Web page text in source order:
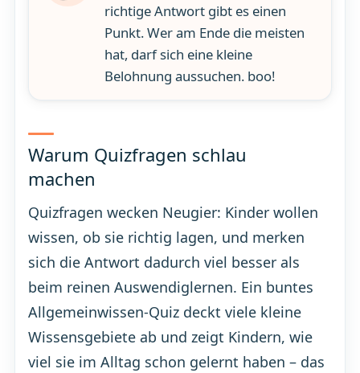
richtige Antwort gibt es einen
Punkt. Wer am Ende die meisten
hat, darf sich eine kleine
Belohnung aussuchen. boo!
Warum Quizfragen schlau
machen
Quizfragen wecken Neugier: Kinder wollen
wissen, ob sie richtig lagen, und merken
sich die Antwort dadurch viel besser als
beim reinen Auswendiglernen. Ein buntes
Allgemeinwissen-Quiz deckt viele kleine
Wissensgebiete ab und zeigt Kindern, wie
viel sie im Alltag schon gelernt haben – das